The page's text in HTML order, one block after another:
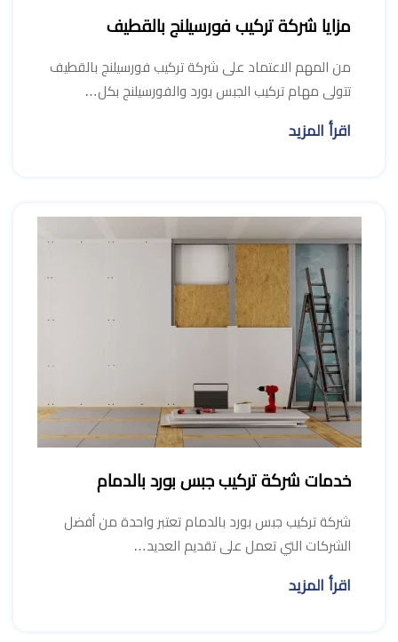
مزايا شركة تركيب فورسيلنج بالقطيف
من المهم الاعتماد على شركة تركيب فورسيلنج بالقطيف
تتولى مهام تركيب الجبس بورد والفورسيلنج بكل…
اقرأ المزيد
خدمات شركة تركيب جبس بورد بالدمام
شركة تركيب جبس بورد بالدمام تعتبر واحدة من أفضل
الشركات التي تعمل على تقديم العديد…
اقرأ المزيد